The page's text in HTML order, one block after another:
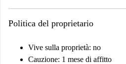
Politica del proprietario
Vive sulla proprietà: no
Cauzione: 1 mese di affitto